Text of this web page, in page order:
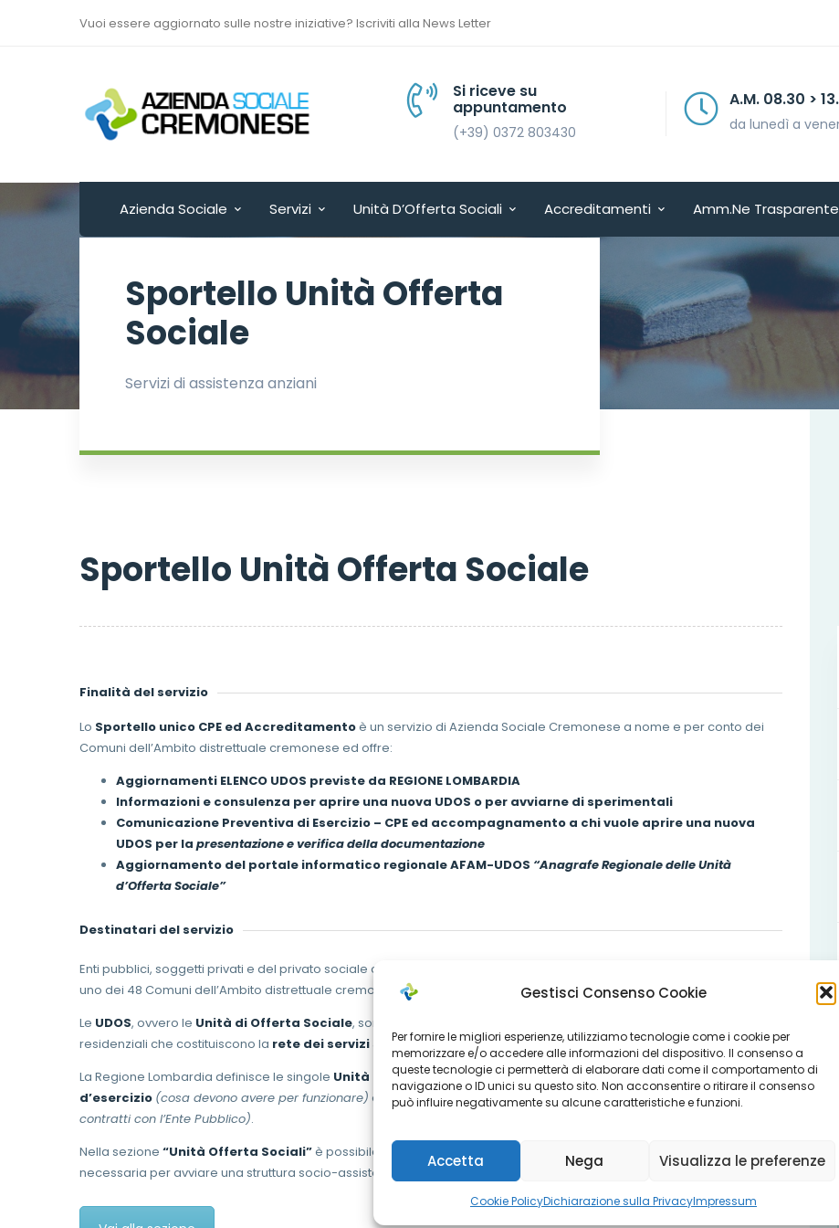
Gestisci Consenso Cookie
Per fornire le migliori esperienze, utilizziamo tecnologie come i cookie per
memorizzare e/o accedere alle informazioni del dispositivo. Il consenso a
queste tecnologie ci permetterà di elaborare dati come il comportamento di
navigazione o ID unici su questo sito. Non acconsentire o ritirare il consenso
può influire negativamente su alcune caratteristiche e funzioni.
Accetta Nega Visualizza le preferenze
Cookie PolicyDichiarazione sulla PrivacyImpressum
Vuoi essere aggiornato sulle nostre iniziative? Iscriviti alla News Letter
Via Sant’Antonio del
Fuoco n. 9/A
Cremona - ITALY
Si riceve su
appuntamento
(+39) 0372 803430
A.M. 08.30 > 13.30
da lunedì a venerdì
Azienda Sociale Servizi Unità D’Offerta Sociali Accreditamenti Amm.ne Trasparente
Sportello Unità Offerta
Sociale
Servizi di assistenza anziani
Sportello Unità Offerta Sociale
Finalità del servizio
Lo Sportello unico CPE ed Accreditamentoè un servizio di Azienda Sociale Cremonese a nome e per conto dei
Comuni dell’Ambito distrettuale cremonese ed offre:
Aggiornamenti ELENCO UDOS previste da REGIONE LOMBARDIA
Informazioni e consulenza per aprire una nuova UDOS o per avviarne di sperimentali
Comunicazione Preventiva di Esercizio – CPE ed accompagnamento a chi vuole aprire una nuova
UDOS per la presentazione e verifica della documentazione
Aggiornamento del portale informatico regionale AFAM-UDOS “Anagrafe Regionale delle Unità
d’Offerta Sociale”
Destinatari del servizio
Enti pubblici, soggetti privati e del privato sociale che intendono avviare e gestire
uno dei 48 Comuni dell’Ambito distrettuale cremonese.
Le UDOS, ovvero le Unità di Offerta Sociale, sono l’insieme delle strutture territoriali o domiciliari, diurne e
residenziali che costituiscono la rete dei servizi sociali-assistenziali del territorio.
La Regione Lombardia definisce le singole Unità d’Offertaindicandone quelli che sono irequisiti minimi
d’esercizio (cosa devono avere per funzionare) ed icriteri di accreditamento(cosa devo avere per fare dei
contratti con l’Ente Pubblico).
Nella sezione “Unità Offerta Sociali”è possibile avere informazioni dettagliate e scaricare la modulistica
necessaria per avviare una struttura socio-assistenziale in uno dei 48 Comuni dell’Ambito distrettuale cremonese.